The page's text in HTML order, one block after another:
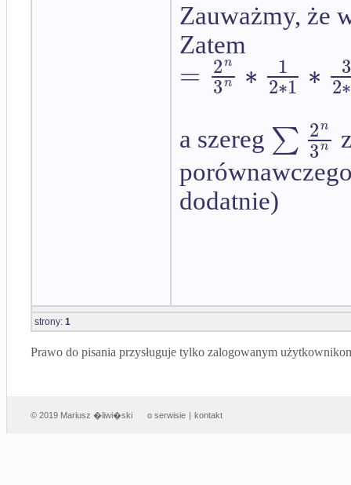
Zauważmy, że
Zatem
= 2n
3n ∗ 1
2∗1 ∗ 3
2∗
a szereg ∑ 2n
3n
dodatnie)
strony: 1
Prawo do pisania przysługuje tylko zalogowanym
© 2019 Mariusz �liwi�ski o serwisie | kontakt